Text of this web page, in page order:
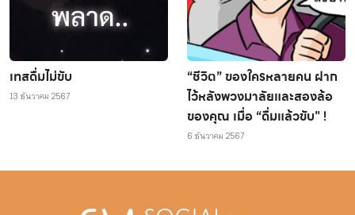
เทสดื่มไม่ขับ
13 ธันวาคม 2567
“ชีวิต” ของใครหลายคน ฝาก
ไว้หลังพวงมาลัยและสองล้อ
ของคุณ เมื่อ “ดื่มแล้วขับ" !
6 ธันวาคม 2567